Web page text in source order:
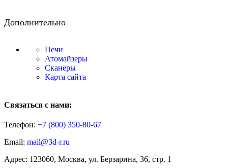
Дополнительно
Печи
Атомайзеры
Сканеры
Карта сайта
Связаться с нами:
Телефон: +7 (800) 350-80-67
Email: mail@3d-r.ru
Адрес: 123060, Москва, ул. Берзарина, 36, стр. 1